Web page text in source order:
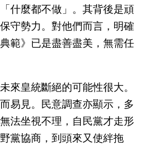
什麼都不做」。其背後是頑
守勢力。對他們而言，明確
範》已是盡善盡美，無需任
來皇統斷絕的可能性很大。
易見。民意調查亦顯示，多
法坐視不理，自民黨才走形
黨協商，到頭來又使絆拖